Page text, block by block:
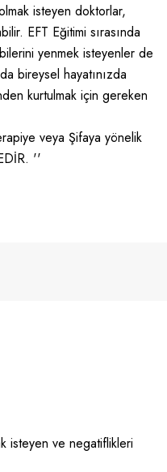
isteyen doktorlar,
EFT Eğitimi sırasında
yenmek isteyenler de
bireysel hayatınızda
kurtulmak için gereken
veya Şifaya yönelik
''
isteyen ve negatiflikleri